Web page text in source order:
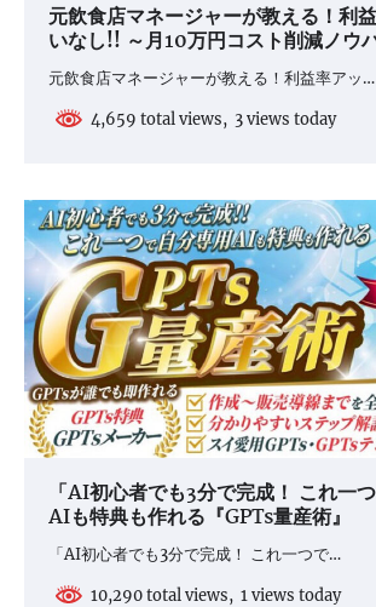
元飲食店マネージャーが教える！利
いなし!! ～月10万円コスト削減ノウ
元飲食店マネージャーが教える！利益率アッ…
4,659 total views, 3 views today
「AI初心者でも3分で完成！ これ一
AIも特典も作れる『GPTs量産術』
「AI初心者でも3分で完成！ これ一つで…
10,290 total views, 1 views today